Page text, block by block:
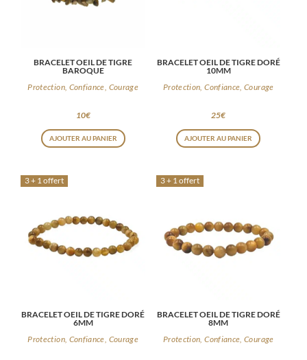
BRACELET OEIL DE TIGRE
BAROQUE
Protection, Confiance, Courage
10€
AJOUTER AU PANIER
BRACELET OEIL DE TIGRE DORÉ
10MM
Protection, Confiance, Courage
25€
AJOUTER AU PANIER
3 + 1 offert
BRACELET OEIL DE TIGRE DORÉ
6MM
Protection, Confiance, Courage
3 + 1 offert
BRACELET OEIL DE TIGRE DORÉ
8MM
Protection, Confiance, Courage